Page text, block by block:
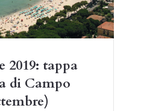
2019: tappa
di Campo